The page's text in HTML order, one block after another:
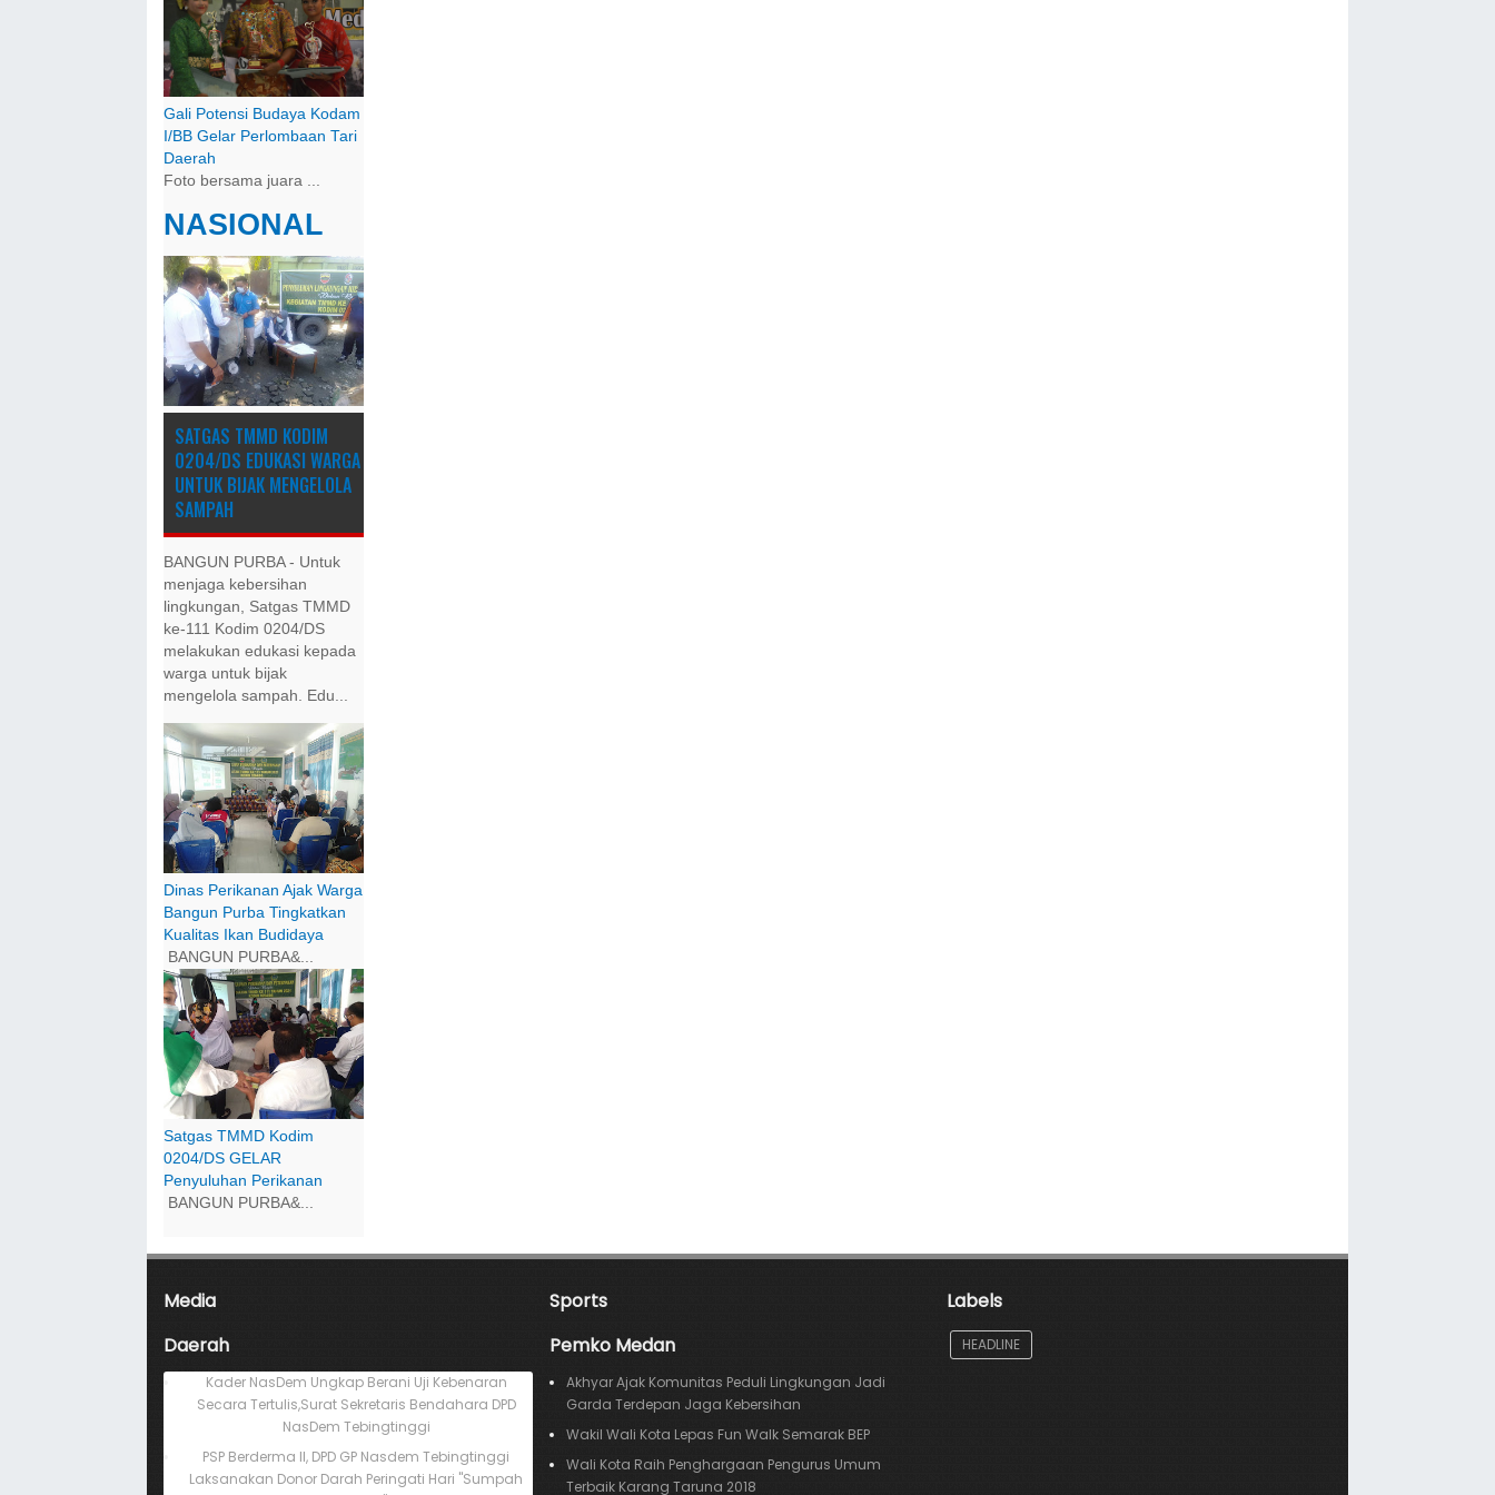
Gali Potensi Budaya Kodam
I/BB Gelar Perlombaan Tari
Daerah
Foto bersama juara ...
NASIONAL
SATGAS TMMD KODIM
0204/DS EDUKASI WARGA
UNTUK BIJAK MENGELOLA
SAMPAH
BANGUN PURBA - Untuk
menjaga kebersihan
lingkungan, Satgas TMMD
ke-111 Kodim 0204/DS
melakukan edukasi kepada
warga untuk bijak
mengelola sampah. Edu...
Dinas Perikanan Ajak Warga
Bangun Purba Tingkatkan
Kualitas Ikan Budidaya
BANGUN PURBA&...
Satgas TMMD Kodim
0204/DS GELAR
Penyuluhan Perikanan
BANGUN PURBA&...
Media
Daerah
Kader NasDem Ungkap Berani Uji Kebenaran
Secara Tertulis,Surat Sekretaris Bendahara DPD
NasDem Tebingtinggi
PSP Berderma II, DPD GP Nasdem Tebingtinggi
Laksanakan Donor Darah Peringati Hari "Sumpah
Sports
Pemko Medan
Akhyar Ajak Komunitas Peduli Lingkungan Jadi
Garda Terdepan Jaga Kebersihan
Wakil Wali Kota Lepas Fun Walk Semarak BEP
Wali Kota Raih Penghargaan Pengurus Umum
Terbaik Karang Taruna 2018
Labels
HEADLINE